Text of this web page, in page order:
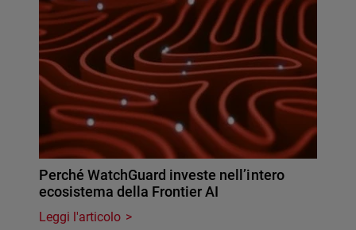
Perché WatchGuard investe nell’intero
ecosistema della Frontier AI
Leggi l'articolo